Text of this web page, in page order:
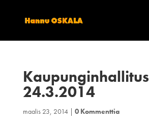
Kaupunginhallitus
24.3.2014
maalis 23, 2014| 0 Kommenttia